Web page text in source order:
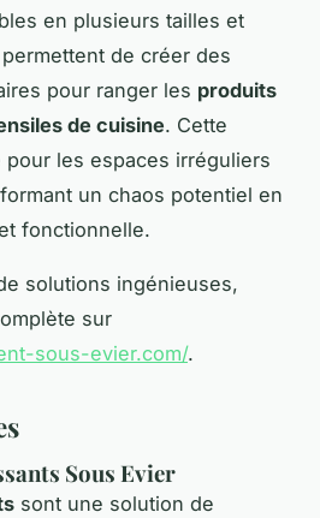
en plusieurs tailles et
de créer des
pour ranger les produits
de cuisine. Cette
pour les espaces irréguliers
un chaos potentiel en
fonctionnelle.
solutions ingénieuses,
sur
sous-evier.com/.
Sous Evier
sont une solution de